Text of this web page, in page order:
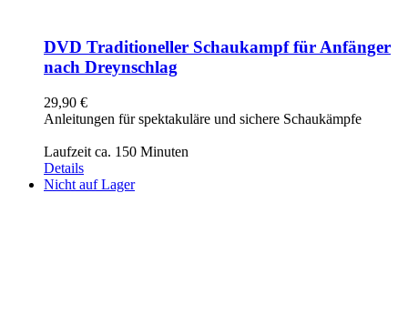
DVD Traditioneller Schaukampf für Anfänger
nach Dreynschlag
29,90 €
Anleitungen für spektakuläre und sichere Schaukämpfe
Laufzeit ca. 150 Minuten
Details
Nicht auf Lager